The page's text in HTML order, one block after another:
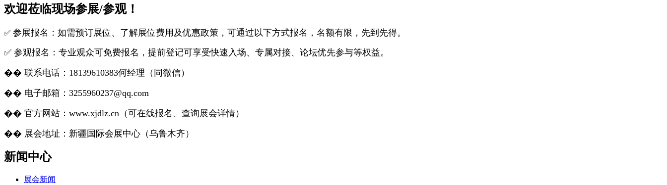
欢迎莅临现场参展/参观！
✅ 参展报名：如需预订展位、了解展位费用及优惠政策，可通过以下方式报名，名额有限，先到先得。
✅ 参观报名：专业观众可免费报名，提前登记可享受快速入场、专属对接、论坛优先参与等权益。
�� 联系电话：18139610383何经理（同微信）
�� 电子邮箱：3255960237@qq.com
�� 官方网站：www.xjdlz.cn（可在线报名、查询展会详情）
�� 展会地址：新疆国际会展中心（乌鲁木齐）
新闻中心
展会新闻